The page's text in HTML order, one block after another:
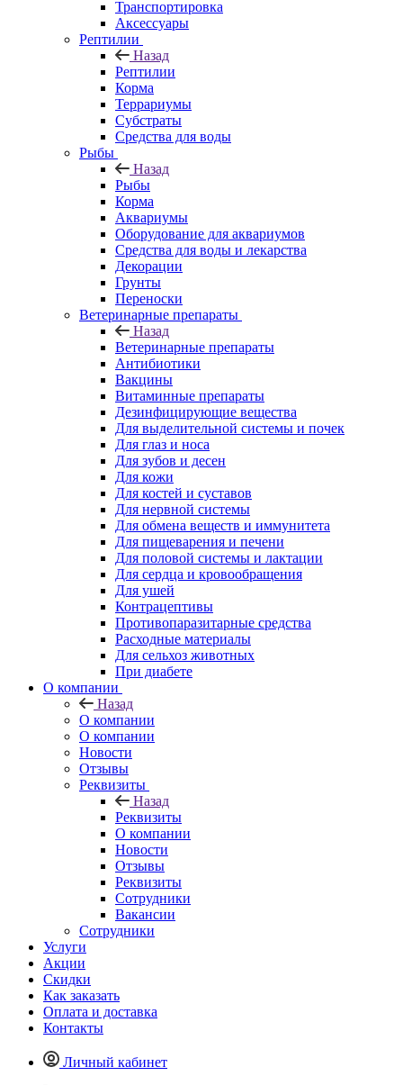
Транспортировка
Аксессуары
Рептилии
Назад
Рептилии
Корма
Террариумы
Субстраты
Средства для воды
Рыбы
Назад
Рыбы
Корма
Аквариумы
Оборудование для аквариумов
Средства для воды и лекарства
Декорации
Грунты
Переноски
Ветеринарные препараты
Назад
Ветеринарные препараты
Антибиотики
Вакцины
Витаминные препараты
Дезинфицирующие вещества
Для выделительной системы и почек
Для глаз и носа
Для зубов и десен
Для кожи
Для костей и суставов
Для нервной системы
Для обмена веществ и иммунитета
Для пищеварения и печени
Для половой системы и лактации
Для сердца и кровообращения
Для ушей
Контрацептивы
Противопаразитарные средства
Расходные материалы
Для сельхоз животных
При диабете
О компании
Назад
О компании
О компании
Новости
Отзывы
Реквизиты
Назад
Реквизиты
О компании
Новости
Отзывы
Реквизиты
Сотрудники
Вакансии
Сотрудники
Услуги
Акции
Скидки
Как заказать
Оплата и доставка
Контакты
Личный кабинет